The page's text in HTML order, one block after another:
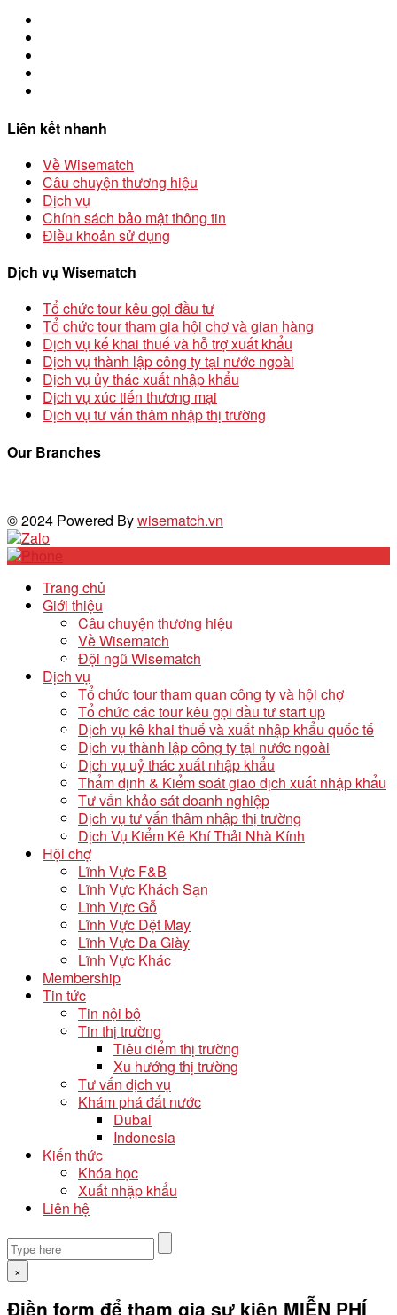
Liên kết nhanh
Về Wisematch
Câu chuyện thương hiệu
Dịch vụ
Chính sách bảo mật thông tin
Điều khoản sử dụng
Dịch vụ Wisematch
Tổ chức tour kêu gọi đầu tư
Tổ chức tour tham gia hội chợ và gian hàng
Dịch vụ kế khai thuế và hỗ trợ xuất khẩu
Dịch vụ thành lập công ty tại nước ngoài
Dịch vụ ủy thác xuất nhập khẩu
Dịch vụ xúc tiến thương mại
Dịch vụ tư vấn thâm nhập thị trường
Our Branches
© 2024 Powered Bywisematch.vn
Trang chủ
Giới thiệu
Câu chuyện thương hiệu
Về Wisematch
Đội ngũ Wisematch
Dịch vụ
Tổ chức tour tham quan công ty và hội chợ
Tổ chức các tour kêu gọi đầu tư start up
Dịch vụ kê khai thuế và xuất nhập khẩu quốc tế
Dịch vụ thành lập công ty tại nước ngoài
Dịch vụ uỷ thác xuất nhập khẩu
Thẩm định & Kiểm soát giao dịch xuất nhập khẩu
Tư vấn khảo sát doanh nghiệp
Dịch vụ tư vấn thâm nhập thị trường
Dịch Vụ Kiểm Kê Khí Thải Nhà Kính
Hội chợ
Lĩnh Vực F&B
Lĩnh Vực Khách Sạn
Lĩnh Vực Gỗ
Lĩnh Vực Dệt May
Lĩnh Vực Da Giày
Lĩnh Vực Khác
Membership
Tin tức
Tin nội bộ
Tin thị trường
Tiêu điểm thị trường
Xu hướng thị trường
Tư vấn dịch vụ
Khám phá đất nước
Dubai
Indonesia
Kiến thức
Khóa học
Xuất nhập khẩu
Liên hệ
×
Điền form để tham gia sự kiện MIỄN PHÍ